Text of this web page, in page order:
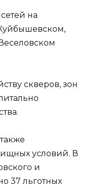
на
скверов, зон
условий. В
и
37 льготных